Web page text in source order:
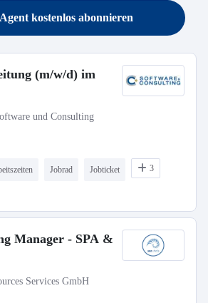
kostenlos abonnieren
(m/w/d) im
und Consulting
Jobrad Jobticket 3
Manager - SPA &
Services GmbH